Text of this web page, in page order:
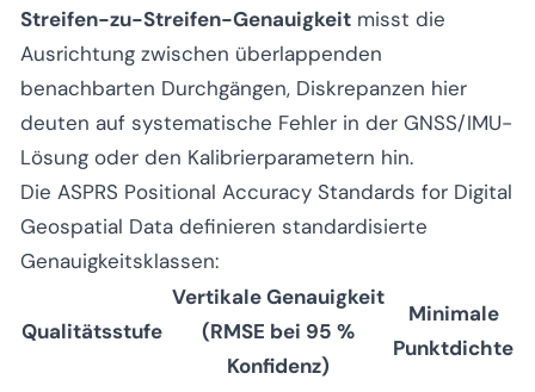
Streifen-zu-Streifen-Genauigkeit misst die
Ausrichtung zwischen überlappenden
benachbarten Durchgängen, Diskrepanzen hier
deuten auf systematische Fehler in der GNSS/IMU-
Lösung oder den Kalibrierparametern hin.
Die ASPRS Positional Accuracy Standards for Digital
Geospatial Data definieren standardisierte
Genauigkeitsklassen:
Qualitätsstufe
Vertikale Genauigkeit
(RMSE bei 95 %
Konfidenz)
Minimale
Punktdichte